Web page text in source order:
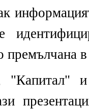
премълчана
и